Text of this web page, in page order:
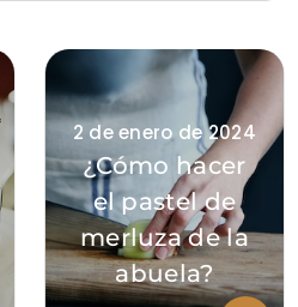
2 de enero de 2024
¿Cómo hacer
el pastel de
merluza de la
abuela?